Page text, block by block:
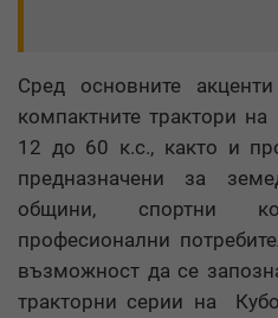
Сред основните
компактните трактори
12 до 60 к.с., както и
предназначени за
общини, спортни
професионални
възможност да се
тракторни серии на